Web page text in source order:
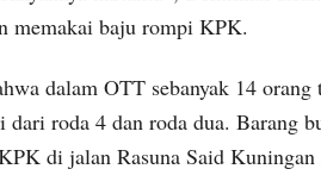
memakai baju rompi KPK.
dalam OTT sebanyak 14
dari roda 4 dan roda dua. Barang
di jalan Rasuna Said Kuningan